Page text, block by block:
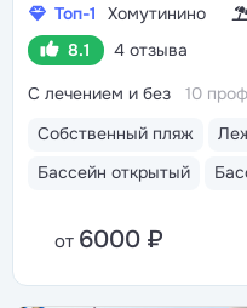
Топ-1 Хомутинино
8.1
4 отзыва
Собственный пляж
Бассейн открытый
С лечением и без 10
от 6000 ₽